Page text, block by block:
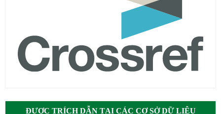
ĐƯỢC TRÍCH DẪN TẠI CÁC CƠ SỞ DỮ LIỆU